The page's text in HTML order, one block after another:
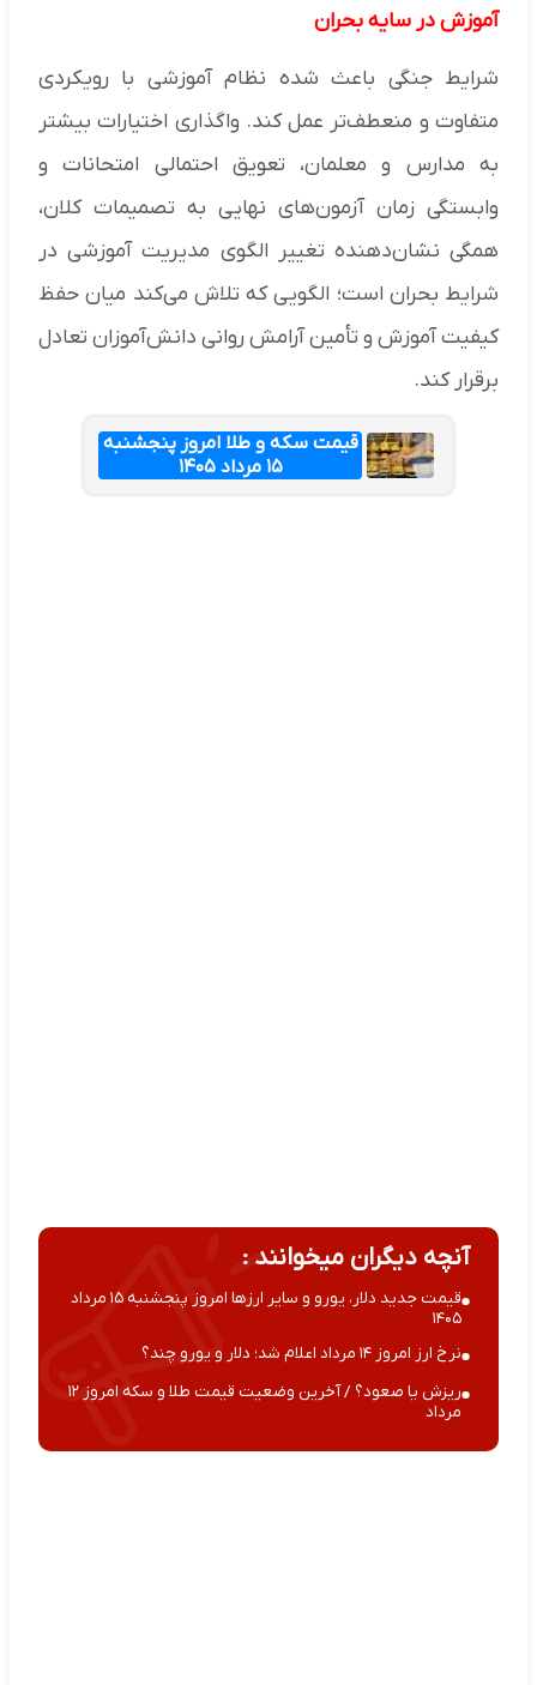
آموزش در سایه بحران
شرایط جنگی باعث شده نظام آموزشی با رویکردی
متفاوت و منعطف‌تر عمل کند. واگذاری اختیارات بیشتر
به مدارس و معلمان، تعویق احتمالی امتحانات و
وابستگی زمان آزمون‌های نهایی به تصمیمات کلان،
همگی نشان‌دهنده تغییر الگوی مدیریت آموزشی در
شرایط بحران است؛ الگویی که تلاش می‌کند میان حفظ
کیفیت آموزش و تأمین آرامش روانی دانش‌آموزان تعادل
برقرار کند.
قیمت سکه و طلا امروز پنجشنبه
۱۵ مرداد ۱۴۰۵
آنچه دیگران میخوانند :
قیمت جدید دلار، یورو و سایر ارزها امروز پنجشنبه ۱۵ مرداد
۱۴۰۵
نرخ ارز امروز ۱۴ مرداد اعلام شد؛ دلار و یورو چند؟
ریزش یا صعود؟ / آخرین وضعیت قیمت طلا و سکه امروز ۱۲
مرداد